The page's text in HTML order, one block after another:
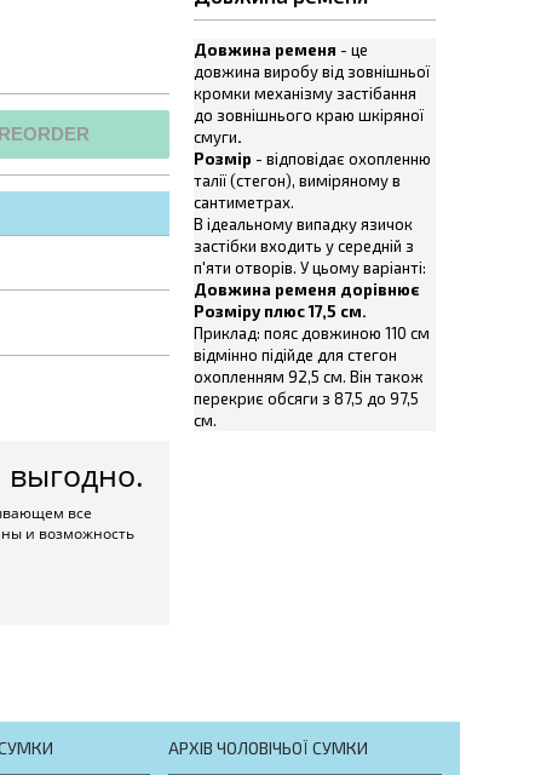
Довжина ременя - це
довжина виробу від зовнішньої
кромки механізму застібання
до зовнішнього краю шкіряної
смуги.
Розмір - відповідає охопленню
талії (стегон), виміряному в
сантиметрах.
В ідеальному випадку язичок
застібки входить у середній з
п'яти отворів. У цьому варіанті:
Довжина ременя дорівнює
Розміру плюс 17,5 см.
Приклад: пояс довжиною 110 см
відмінно підійде для стегон
охопленням 92,5 см. Він також
перекриє обсяги з 87,5 до 97,5
см.
выгодно.
все
и возможность
АРХІВ ЧОЛОВІЧЬОЇ СУМКИ